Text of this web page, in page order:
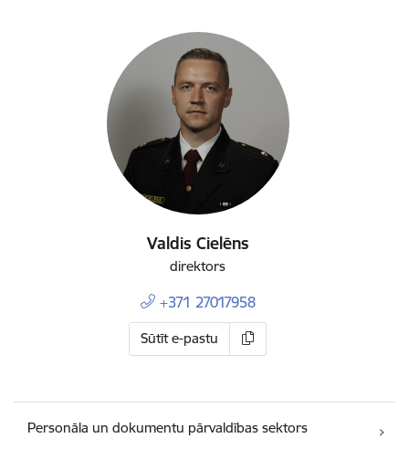
Valdis Cielēns
direktors
+371 27017958
Sūtīt e-pastu
Personāla un dokumentu pārvaldības sektors